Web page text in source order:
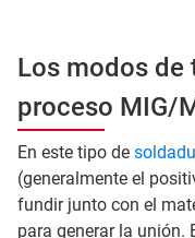
Los modos de
proceso MIG/
En este tipo de
(generalmente el
fundir junto con el
para generar la unión.